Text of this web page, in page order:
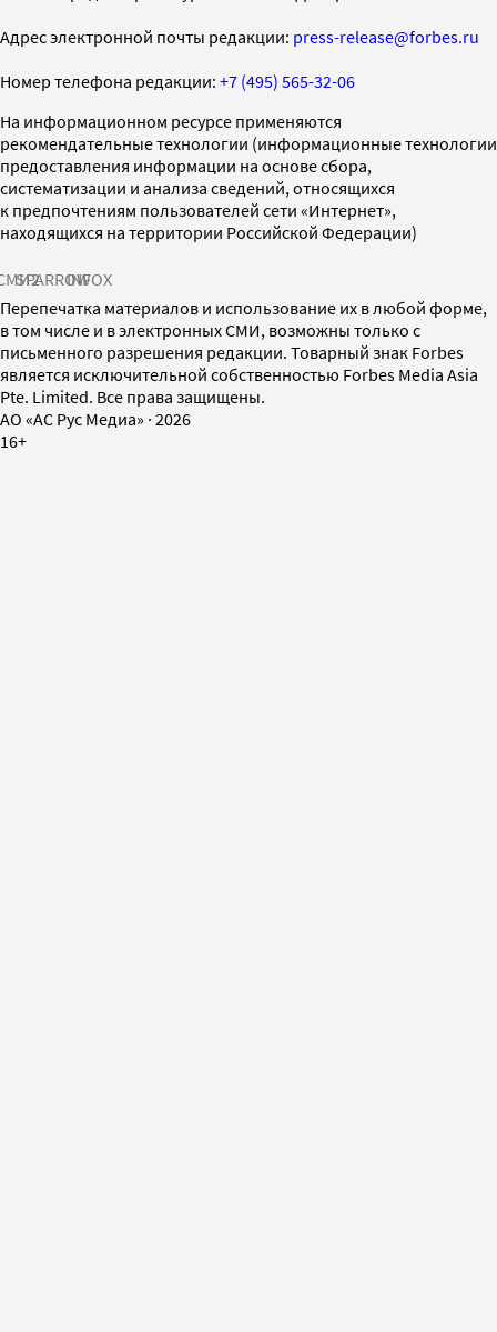
Адрес электронной почты редакции: press-release@forbes.ru
Номер телефона редакции: +7 (495) 565-32-06
На информационном ресурсе применяются
рекомендательные технологии (информационные технологии
предоставления информации на основе сбора,
систематизации и анализа сведений, относящихся
к предпочтениям пользователей сети «Интернет»,
находящихся на территории Российской Федерации)
SPARROWINFOX
Перепечатка материалов и использование их в любой форме,
в том числе и в электронных СМИ, возможны только с
письменного разрешения редакции. Товарный знак Forbes
является исключительной собственностью Forbes Media Asia
Pte. Limited. Все права защищены.
AO «АС Рус Медиа» · 2026
16+